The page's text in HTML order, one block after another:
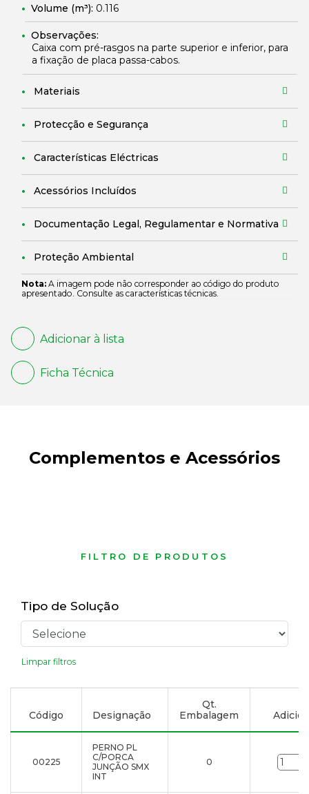
Volume (m³): 0.116
Observações:
Caixa com pré-rasgos na parte superior e inferior, para
a fixação de placa passa-cabos.
Materiais
Protecção e Segurança
Características Eléctricas
Acessórios Incluídos
Documentação Legal, Regulamentar e Normativa
Proteção Ambiental
Nota: A imagem pode não corresponder ao código do produto
apresentado. Consulte as características técnicas.
Adicionar à lista
Ficha Técnica
Complementos e Acessórios
FILTRO DE PRODUTOS
Tipo de Solução
Limpar filtros
Código Designação
Qt.
Embalagem
00225
PERNO PL
C/PORCA
JUNÇÃO SMX
INT
0